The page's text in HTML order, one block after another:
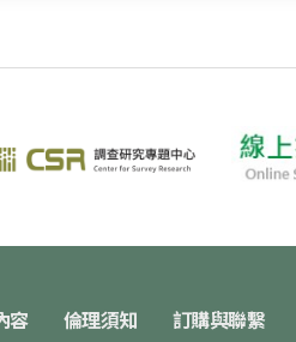
容 倫理須知 訂購與聯繫